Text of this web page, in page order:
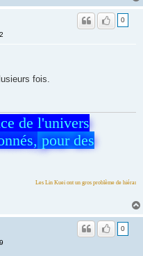
0
fois.
de l'univers
pour des
Les Lin Kuei ont un gros problème de hiérarchie
0